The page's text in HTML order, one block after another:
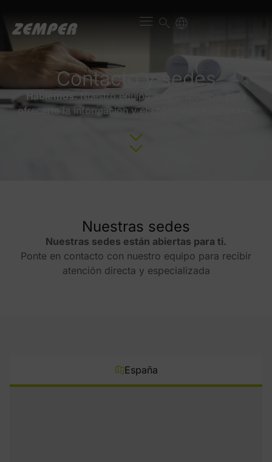
Contacto y sedes
Hablemos.Nuestro equipo está disponible para
ofrecerte la información y el soporte que necesites.
Nuestras sedes
Nuestras sedes están abiertas para ti.
Ponte en contacto con nuestro equipo para recibir
atención directa y especializada
España